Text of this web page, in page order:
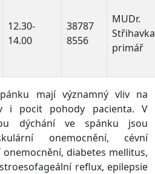
12.30-
14.00
38787
8556
MUDr.
primář
mají významný vliv na
i pocit pohody pacienta. V
dýchání ve spánku jsou
onemocnění, cévní
diabetes mellitus,
reflux, epilepsie